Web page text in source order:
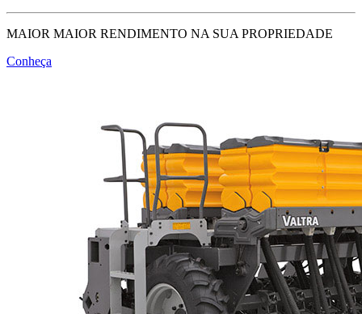
MAIOR MAIOR RENDIMENTO NA SUA PROPRIEDADE
Conheça